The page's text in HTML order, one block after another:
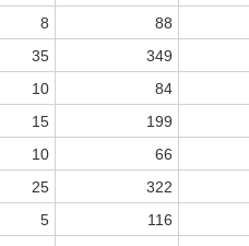
8 88
35 349
10 84
15 199
10 66
25 322
5 116